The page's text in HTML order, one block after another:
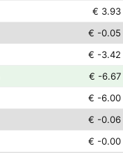
€ 3.93
€ -0.05
€ -3.42
€ -6.67
€ -6.00
€ -0.06
€ -0.00